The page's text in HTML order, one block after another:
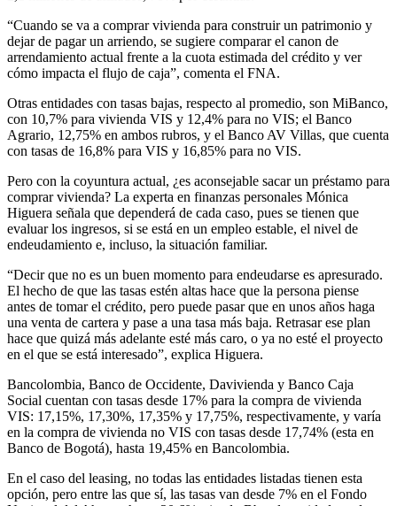
“Cuando se va a comprar vivienda para construir un patrimonio y
dejar de pagar un arriendo, se sugiere comparar el canon de
arrendamiento actual frente a la cuota estimada del crédito y ver
cómo impacta el flujo de caja”, comenta el FNA.
Otras entidades con tasas bajas, respecto al promedio, son MiBanco,
con 10,7% para vivienda VIS y 12,4% para no VIS; el Banco
Agrario, 12,75% en ambos rubros, y el Banco AV Villas, que cuenta
con tasas de 16,8% para VIS y 16,85% para no VIS.
Pero con la coyuntura actual, ¿es aconsejable sacar un préstamo para
comprar vivienda? La experta en finanzas personales Mónica
Higuera señala que dependerá de cada caso, pues se tienen que
evaluar los ingresos, si se está en un empleo estable, el nivel de
endeudamiento e, incluso, la situación familiar.
“Decir que no es un buen momento para endeudarse es apresurado.
El hecho de que las tasas estén altas hace que la persona piense
antes de tomar el crédito, pero puede pasar que en unos años haga
una venta de cartera y pase a una tasa más baja. Retrasar ese plan
hace que quizá más adelante esté más caro, o ya no esté el proyecto
en el que se está interesado”, explica Higuera.
Bancolombia, Banco de Occidente, Davivienda y Banco Caja
Social cuentan con tasas desde 17% para la compra de vivienda
VIS: 17,15%, 17,30%, 17,35% y 17,75%, respectivamente, y varía
en la compra de vivienda no VIS con tasas desde 17,74% (esta en
Banco de Bogotá), hasta 19,45% en Bancolombia.
En el caso del leasing, no todas las entidades listadas tienen esta
opción, pero entre las que sí, las tasas van desde 7% en el Fondo